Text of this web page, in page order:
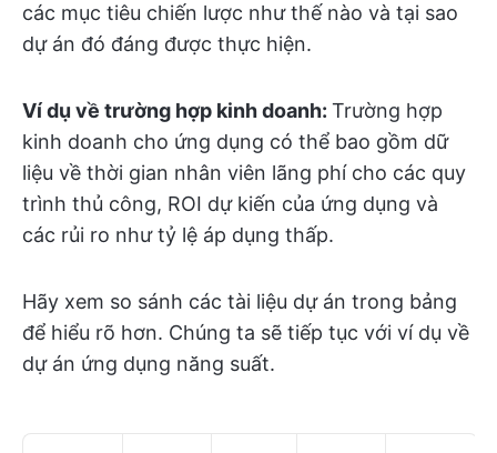
các mục tiêu chiến lược như thế nào và tại sao
dự án đó đáng được thực hiện.
Ví dụ về trường hợp kinh doanh: Trường hợp
kinh doanh cho ứng dụng có thể bao gồm dữ
liệu về thời gian nhân viên lãng phí cho các quy
trình thủ công, ROI dự kiến của ứng dụng và
các rủi ro như tỷ lệ áp dụng thấp.
Hãy xem so sánh các tài liệu dự án trong bảng
để hiểu rõ hơn. Chúng ta sẽ tiếp tục với ví dụ về
dự án ứng dụng năng suất.